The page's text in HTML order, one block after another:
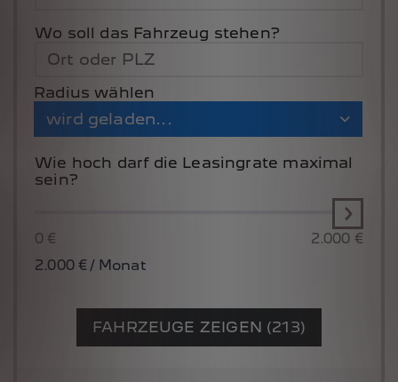
Wo soll das Fahrzeug stehen?
Ort oder PLZ
Radius wählen
wird geladen...
Wie hoch darf die Leasingrate maximal
sein?
0 €
2.000 €
2.000€ / Monat
FAHRZEUGE ZEIGEN (213)